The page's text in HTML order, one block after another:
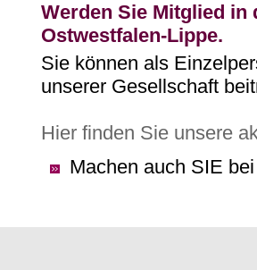
Werden Sie Mitglied
Ostwestfalen-Lippe.
Sie können als
unserer Gesellschaft
Hier finden Sie unsere
Machen auch SIE